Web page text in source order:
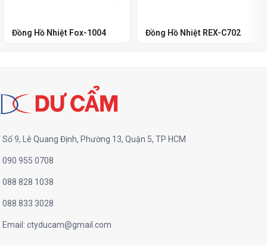
Đồng Hồ Nhiệt Fox-1004 Đồng Hồ Nhiệt REX-C702
Số 9, Lê Quang Định, Phường 13, Quận 5, TP HCM
090 955 0708
088 828 1038
088 833 3028
Email: ctyducam@gmail.com